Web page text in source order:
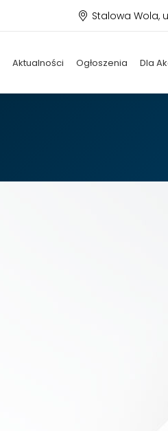
Stalowa Wola,
Aktualności Ogłoszenia Dla